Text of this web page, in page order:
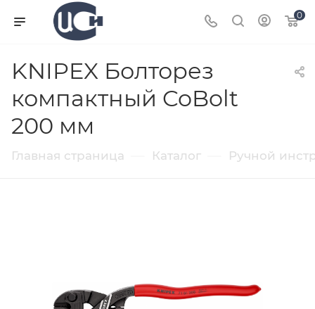
0
KNIPEX Болторез
компактный CoBolt
200 мм
Главная страница Каталог Ручной